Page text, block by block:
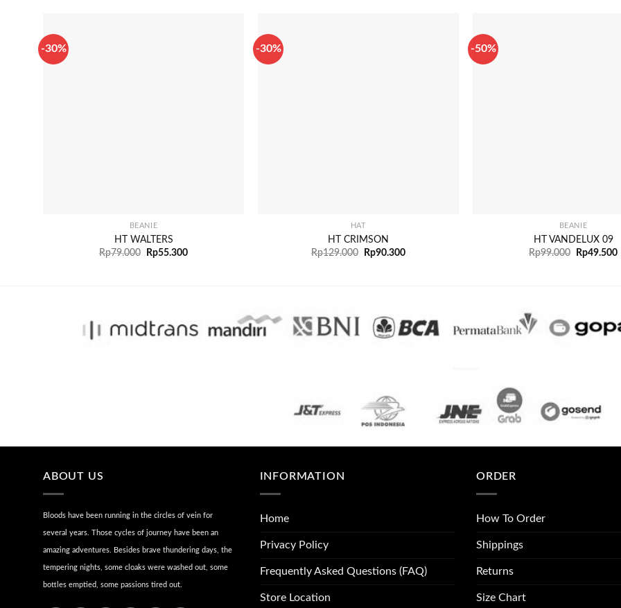
-30%
BEANIE
HT WALTERS
Rp79.000 Rp55.300
-30%
HAT
HT CRIMSON
Rp129.000 Rp90.300
-50%
BEANIE
HT VANDELUX 09
Rp99.000 Rp49.500
ABOUT US
Bloods have been running in the circles of vein for
several years. Those cycles of journey have been an
amazing adventures. Besides brave thundering days, the
tempering nights, some cloaks were washed out, some
bottles emptied, some passions tired out.
INFORMATION
Home
Privacy Policy
Frequently Asked Questions (FAQ)
Store Location
ORDER
How To Order
Shippings
Returns
Size Chart